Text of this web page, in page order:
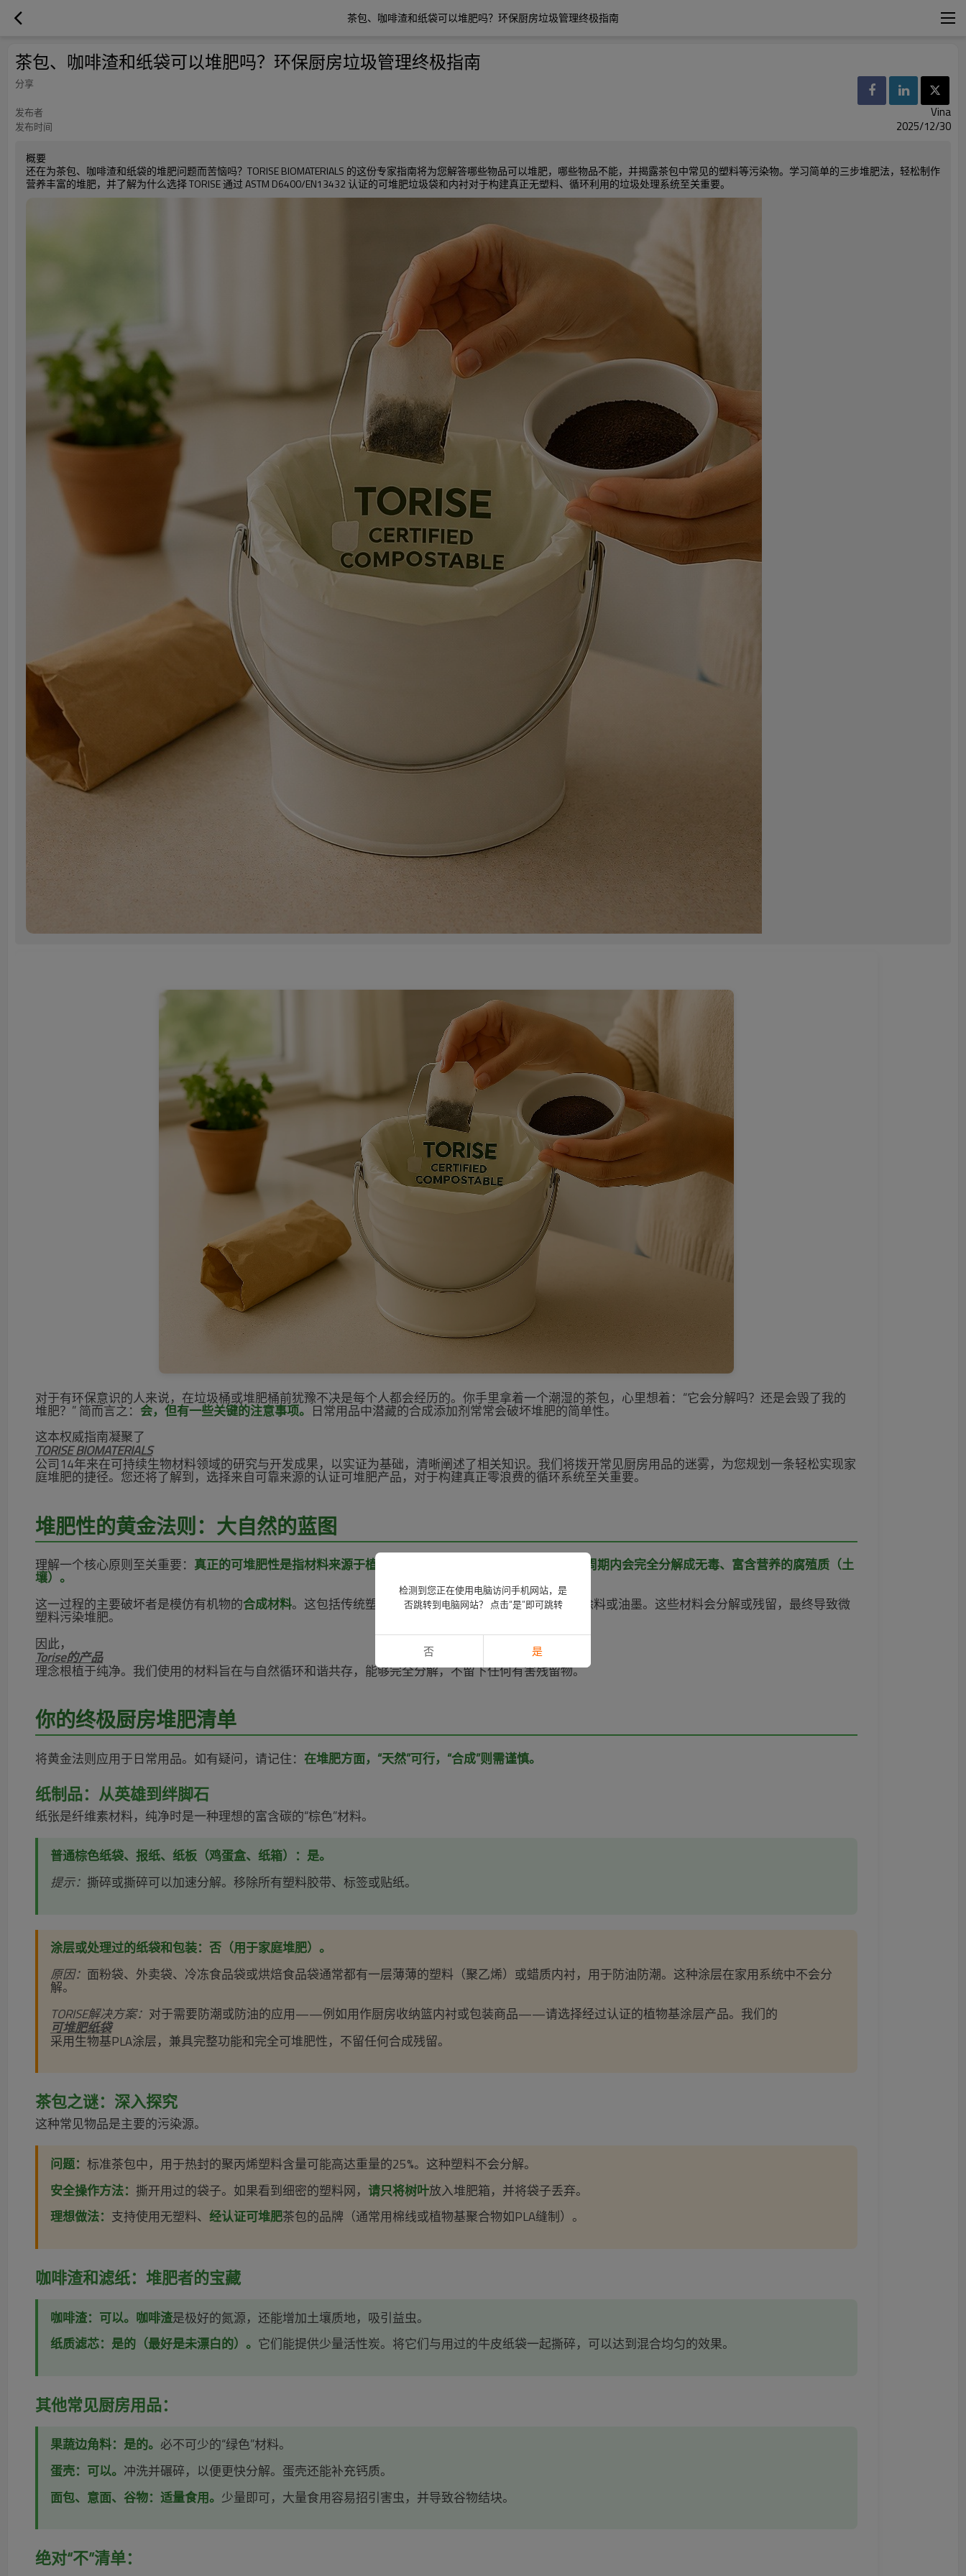
茶包、咖啡渣和纸袋可以堆肥吗？环保厨房垃圾管理终极指南
茶包、咖啡渣和纸袋可以堆肥吗？环保厨房垃圾管理终极指南
分享
发布者
Vina
发布时间 2025/12/30
概要
还在为茶包、咖啡渣和纸袋的堆肥问题而苦恼吗？TORISE BIOMATERIALS 的这份专家指南将为您解答哪些物品可以堆肥，哪些物品不能，并揭露茶包中常见的塑料等污染物。学习简单的三步堆肥法，轻松制作
营养丰富的堆肥，并了解为什么选择 TORISE 通过 ASTM D6400/EN13432 认证的可堆肥垃圾袋和内衬对于构建真正无塑料、循环利用的垃圾处理系统至关重要。
对于有环保意识的人来说，在垃圾桶或堆肥桶前犹豫不决是每个人都会经历的。你手里拿着一个潮湿的茶包，心里想着：“它会分解吗？还是会毁了我的
堆肥？” 简而言之： 会，但有一些关键的注意事项。 日常用品中潜藏的合成添加剂常常会破坏堆肥的简单性。
这本权威指南凝聚了
TORISE BIOMATERIALS
公司14年来在可持续生物材料领域的研究与开发成果， 以实证为基础，清晰阐述了相关知识。我们将拨开常见厨房用品的迷雾，为您规划一条轻松实现家
庭堆肥的捷径。您还将了解到，选择来自可靠来源的认证可堆肥产品，对于构建真正零浪费的循环系统至关重要。
堆肥性的黄金法则：大自然的蓝图
理解一个核心原则至关重要： 真正的可堆肥性是指材料来源于植物或其他天然来源，并且在典型的堆肥周期内会完全分解成无毒、富含营养的腐殖质（土
壤）。
这一过程的主要破坏者是模仿有机物的合成材料。这包括传统塑料、许多“可生物降解”塑料以及塑料基涂料或油墨。这些材料会分解或残留，最终导致微
塑料污染堆肥。
因此，
Torise的产品
理念根植于纯净。我们使用的材料旨在与自然循环和谐共存，能够完全分解，不留下任何有害残留物。
你的终极厨房堆肥清单
将黄金法则应用于日常用品。如有疑问，请记住： 在堆肥方面，“天然”可行，“合成”则需谨慎。
纸制品：从英雄到绊脚石
纸张是纤维素材料，纯净时是一种理想的富含碳的“棕色”材料。
普通棕色纸袋、报纸、纸板（鸡蛋盒、纸箱）：是。
提示： 撕碎或撕碎可以加速分解。移除所有塑料胶带、标签或贴纸。
涂层或处理过的纸袋和包装：否（用于家庭堆肥）。
原因： 面粉袋、外卖袋、冷冻食品袋或烘焙食品袋通常都有一层薄薄的塑料（聚乙烯）或蜡质内衬，用于防油防潮。这种涂层在家用系统中不会分
解。
TORISE解决方案： 对于需要防潮或防油的应用——例如用作厨房收纳篮内衬或包装商品——请选择经过认证的植物基涂层产品。我们的
可堆肥纸袋
采用生物基PLA涂层，兼具完整功能和完全可堆肥性，不留任何合成残留。
茶包之谜：深入探究
这种常见物品是主要的污染源。
问题： 标准茶包中，用于热封的聚丙烯塑料含量可能高达重量的25%。这种塑料不会分解。
安全操作方法： 撕开用过的袋子。如果看到细密的塑料网， 请只将树叶放入堆肥箱，并将袋子丢弃。
理想做法： 支持使用无塑料、 经认证可堆肥茶包的品牌（通常用棉线或植物基聚合物如PLA缝制）。
咖啡渣和滤纸：堆肥者的宝藏
咖啡渣：可以。咖啡渣是极好的氮源，还能增加土壤质地，吸引益虫。
纸质滤芯：是的（最好是未漂白的）。 它们能提供少量活性炭。将它们与用过的牛皮纸袋一起撕碎，可以达到混合均匀的效果。
其他常见厨房用品：
果蔬边角料：是的。 必不可少的“绿色”材料。
蛋壳：可以。 冲洗并碾碎，以便更快分解。蛋壳还能补充钙质。
面包、意面、谷物：适量食用。 少量即可，大量食用容易招引害虫，并导致谷物结块。
绝对“不”清单：
检测到您正在使用电脑访问手机网站，是
否跳转到电脑网站？ 点击“是”即可跳转
否 是